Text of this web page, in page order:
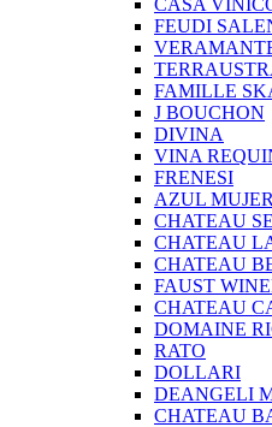
CASA
FEUDI
FAMILLE
J BOUCHON
DIVINA
VINA
FRENESI
AZUL MUJER
CHATEAU
CHATEAU
CHATEAU
FAUST
CHATEAU
DOMAINE
RATO
DOLLARI
DEANGELI
CHATEAU